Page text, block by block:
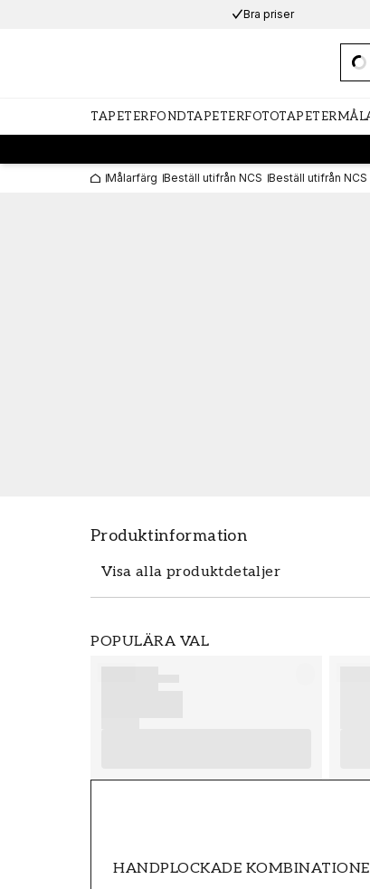
Bra priser
TAPETERFONDTAPETERFOTOTAPETER
Målarfärg Beställ utifrån NCS Beställ utifrån NCS
Produktinformation
Visa alla produktdetaljer
POPULÄRA VAL
HANDPLOCKADE